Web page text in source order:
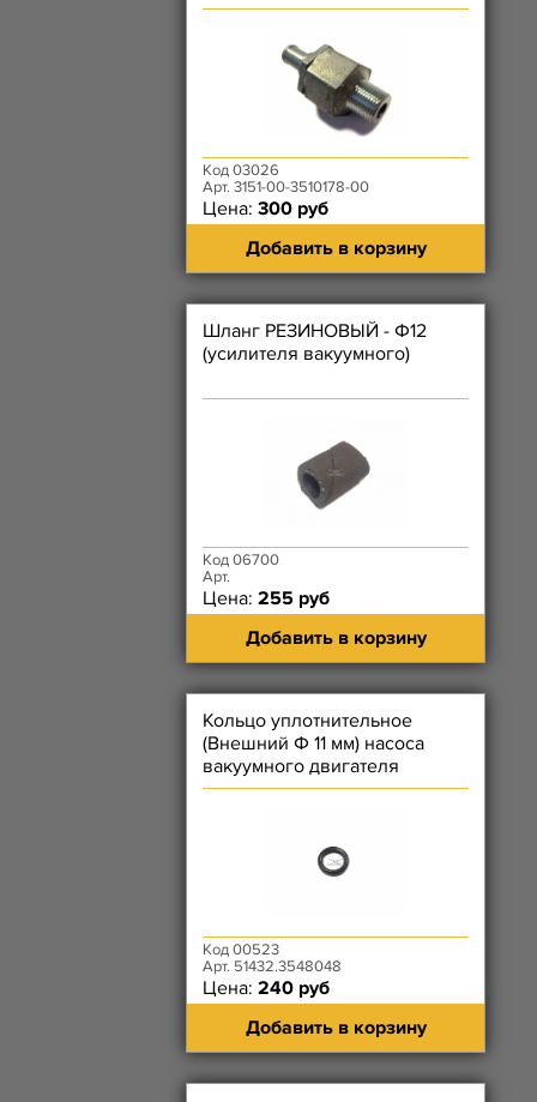
Код 03026
Арт. 3151-00-3510178-00
Цена: 300 руб
Добавить в корзину
Шланг РЕЗИНОВЫЙ - Ф12
(усилителя вакуумного)
Код 06700
Арт.
Цена: 255 руб
Добавить в корзину
Кольцо уплотнительное
(Внешний Ф 11 мм) насоса
вакуумного двигателя
ЗМЗ-51432 (Евро-4)
Код 00523
Арт. 51432.3548048
Цена: 240 руб
Добавить в корзину